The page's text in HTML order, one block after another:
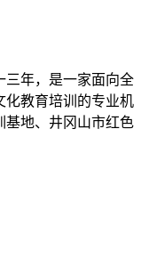
三年，是一家面向全
化教育培训的专业机
基地、井冈山市红色